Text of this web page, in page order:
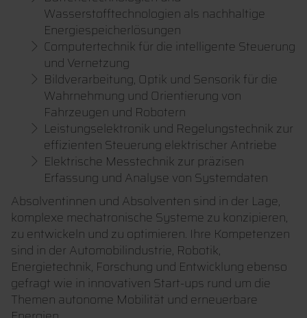
Wasserstofftechnologien als nachhaltige
Energiespeicherlösungen
Computertechnik für die intelligente Steuerung
und Vernetzung
Bildverarbeitung, Optik und Sensorik für die
Wahrnehmung und Orientierung von
Fahrzeugen und Robotern
Leistungselektronik und Regelungstechnik zur
effizienten Steuerung elektrischer Antriebe
Elektrische Messtechnik zur präzisen
Erfassung und Analyse von Systemdaten
Absolventinnen und Absolventen sind in der Lage,
komplexe mechatronische Systeme zu konzipieren,
zu entwickeln und zu optimieren. Ihre Kompetenzen
sind in der Automobilindustrie, Robotik,
Energietechnik, Forschung und Entwicklung ebenso
gefragt wie in innovativen Start-ups rund um die
Themen autonome Mobilität und erneuerbare